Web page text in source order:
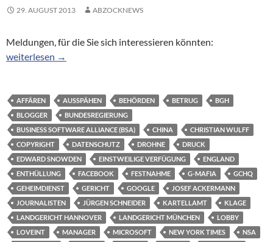
29. AUGUST 2013 ABZOCKNEWS
Meldungen, für die Sie sich interessieren könnten:
Abzocknews zum 29.08.2013
weiterlesen →
AFFÄREN AUSSPÄHEN BEHÖRDEN BETRUG
BGH
BLOGGER
BUNDESREGIERUNG
BUSINESS SOFTWARE ALLIANCE (BSA)
CHINA
CHRISTIAN WULFF
COPYRIGHT
DATENSCHUTZ DROHNE
DRUCK
EDWARD SNOWDEN
EINSTWEILIGE VERFÜGUNG
ENGLAND
ENTHÜLLUNG
FACEBOOK FESTNAHME G-MAFIA
GCHQ
GEHEIMDIENST
GERICHT GOOGLE
JOSEF ACKERMANN
JOURNALISTEN
JÜRGEN SCHNEIDER KARTELLAMT
KLAGE
LANDGERICHT HANNOVER
LANDGERICHT MÜNCHEN
LOBBY
LOVEINT
MANAGER MICROSOFT NEW YORK TIMES
NSA